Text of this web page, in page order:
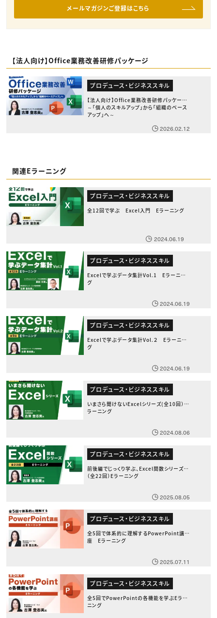
メールマガジンご登録はこちら
【法人向け】Office業務改善研修パッケージ
プロデュース・ビジネススキル
【法人向け】Office業務改善研修パッケージ
～「個人のスキルアップ」から「組織のベース
アップ」へ～
2026.02.12
関連Eラーニング
プロデュース・ビジネススキル
全12回で学ぶ Excel入門 Eラーニング
2024.06.19
プロデュース・ビジネススキル
Excelで学ぶデータ集計Vol.1 Eラーニン
グ
2024.06.19
プロデュース・ビジネススキル
Excelで学ぶデータ集計Vol.２ Eラーニン
グ
2024.06.19
プロデュース・ビジネススキル
いまさら聞けないExcelシリーズ(全10回） E
ラーニング
2024.08.06
プロデュース・ビジネススキル
前後編でじっくり学ぶ、Excel関数シリーズ
（全22回）Eラーニング
2025.08.05
プロデュース・ビジネススキル
全5回で体系的に理解するPowerPoint講
座 Eラーニング
2025.07.11
プロデュース・ビジネススキル
全5回でPowerPointの各機能を学ぶEラー
ニング